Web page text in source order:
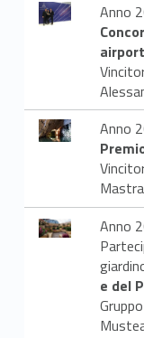
Anno
Anno
Anno
e del